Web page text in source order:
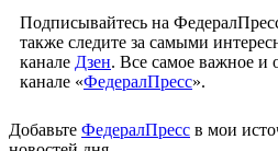
Подписывайтесь на
также следите за самыми
канале Дзен. Все самое важное и
канале «ФедералПресс».
Добавьте ФедералПресс в мои